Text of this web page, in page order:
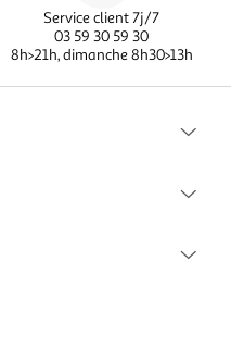
Service client 7j/7
03 59 30 59 30
8h>21h, dimanche 8h30>13h